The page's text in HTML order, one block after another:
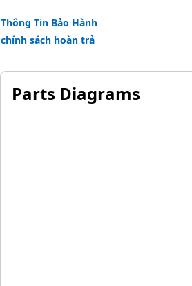
Thông Tin Bảo Hành
chính sách hoàn trả
Parts Diagrams